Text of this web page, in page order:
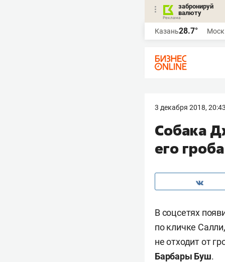
забронируй
валюту
Казань28.7°
3 декабря 2018,
Собака
его
В соцсетях
по кличке
не отходит от
Барбары Буш.